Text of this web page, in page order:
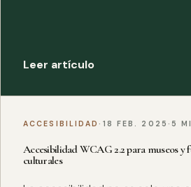
Leer artículo
ACCESIBILIDAD · 18 FEB. 2025 · 5
Accesibilidad WCAG 2.2 para museos y
culturales